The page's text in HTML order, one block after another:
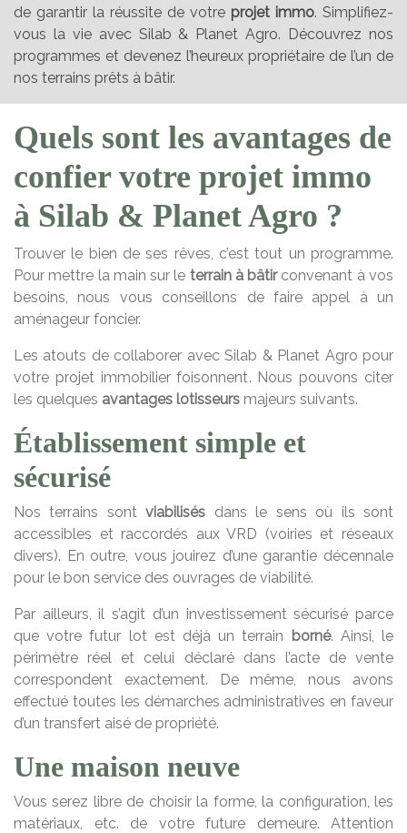
de garantir la réussite de votre projet immo. Simplifiez-
vous la vie avec Silab & Planet Agro. Découvrez nos
programmes et devenez l’heureux propriétaire de l’un de
nos terrains prêts à bâtir.
Quels sont les avantages de
confier votre projet immo
à Silab & Planet Agro ?
Trouver le bien de ses rêves, c’est tout un programme.
Pour mettre la main sur le terrain à bâtirconvenant à vos
besoins, nous vous conseillons de faire appel à un
aménageur foncier.
Les atouts de collaborer avec Silab & Planet Agro pour
votre projet immobilier foisonnent. Nous pouvons citer
les quelques avantages lotisseurs majeurs suivants.
Établissement simple et
sécurisé
Nos terrains sontviabilisés dans le sens où ils sont
accessibles et raccordés aux VRD (voiries et réseaux
divers). En outre, vous jouirez d’une garantie décennale
pour le bon service des ouvrages de viabilité.
Par ailleurs, il s’agit d’un investissement sécurisé parce
que votre futur lot est déjà un terrain borné. Ainsi, le
périmètre réel et celui déclaré dans l’acte de vente
correspondent exactement. De même, nous avons
effectué toutes les démarches administratives en faveur
d’un transfert aisé de propriété.
Une maison neuve
Vous serez libre de choisir la forme, la configuration, les
matériaux, etc. de votre future demeure. Attention